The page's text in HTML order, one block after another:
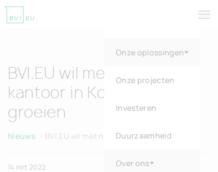
Onze oplossingen
Onze projecten
Investeren
Duurzaamheid
Over ons
BVI.EU wil met nieuw
kantoor in Kontich verder
groeien
Nieuws
BVI.EU wil met nieuw kantoor in Kontich
14 mrt 2022